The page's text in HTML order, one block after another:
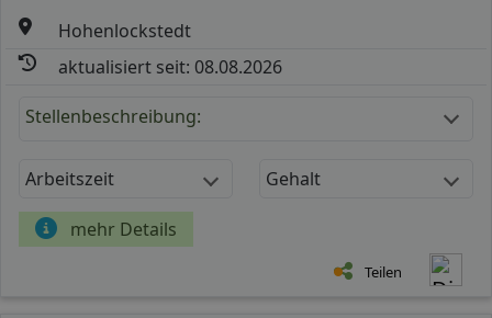
Hohenlockstedt
aktualisiert seit: 08.08.2026
Stellenbeschreibung:
Arbeitszeit Gehalt
mehr Details
Teilen